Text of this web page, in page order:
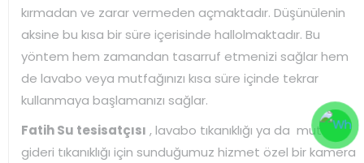
kırmadan ve zarar vermeden açmaktadır. Düşünülenin
aksine bu kısa bir süre içerisinde hallolmaktadır. Bu
yöntem hem zamandan tasarruf etmenizi sağlar hem
de lavabo veya mutfağınızı kısa süre içinde tekrar
kullanmaya başlamanızı sağlar.
Fatih Su tesisatçısı , lavabo tıkanıklığı ya da mutfak
gideri tıkanıklığı için sunduğumuz hizmet özel bir kamera